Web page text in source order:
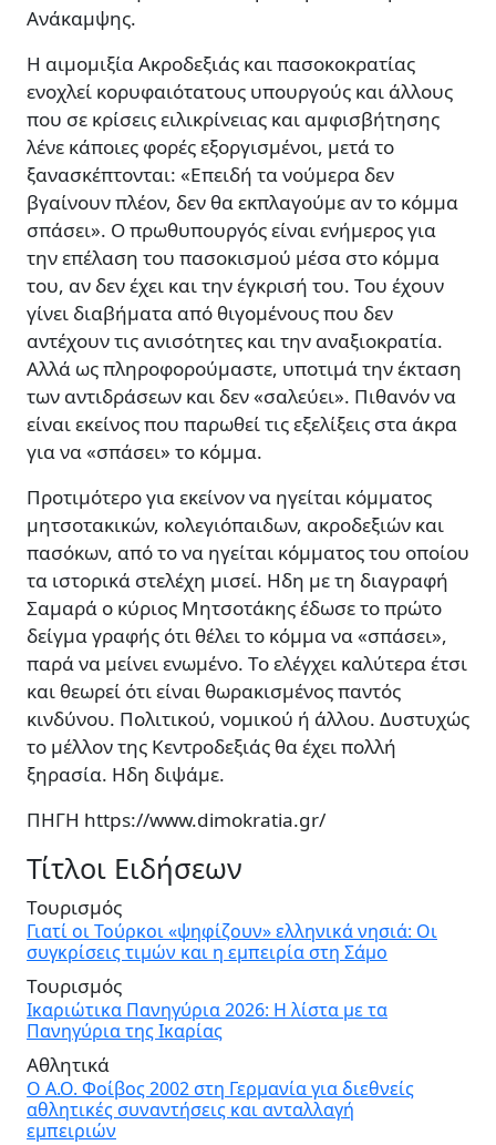
Ανάκαμψης.
Η αιμομιξία Ακροδεξιάς και πασοκοκρατίας
ενοχλεί κορυφαιότατους υπουργούς και άλλους
που σε κρίσεις ειλικρίνειας και αμφισβήτησης
λένε κάποιες φορές εξοργισμένοι, μετά το
ξανασκέπτονται: «Επειδή τα νούμερα δεν
βγαίνουν πλέον, δεν θα εκπλαγούμε αν το κόμμα
σπάσει». Ο πρωθυπουργός είναι ενήμερος για
την επέλαση του πασοκισμού μέσα στο κόμμα
του, αν δεν έχει και την έγκρισή του. Του έχουν
γίνει διαβήματα από θιγομένους που δεν
αντέχουν τις ανισότητες και την αναξιοκρατία.
Αλλά ως πληροφορούμαστε, υποτιμά την έκταση
των αντιδράσεων και δεν «σαλεύει». Πιθανόν να
είναι εκείνος που παρωθεί τις εξελίξεις στα άκρα
για να «σπάσει» το κόμμα.
Προτιμότερο για εκείνον να ηγείται κόμματος
μητσοτακικών, κολεγιόπαιδων, ακροδεξιών και
πασόκων, από το να ηγείται κόμματος του οποίου
τα ιστορικά στελέχη μισεί. Ηδη με τη διαγραφή
Σαμαρά ο κύριος Μητσοτάκης έδωσε το πρώτο
δείγμα γραφής ότι θέλει το κόμμα να «σπάσει»,
παρά να μείνει ενωμένο. Το ελέγχει καλύτερα έτσι
και θεωρεί ότι είναι θωρακισμένος παντός
κινδύνου. Πολιτικού, νομικού ή άλλου. Δυστυχώς
το μέλλον της Κεντροδεξιάς θα έχει πολλή
ξηρασία. Ηδη διψάμε.
ΠΗΓΗ https://www.dimokratia.gr/
Τίτλοι Ειδήσεων
Τουρισμός
Γιατί οι Τούρκοι «ψηφίζουν» ελληνικά νησιά: Οι
συγκρίσεις τιμών και η εμπειρία στη Σάμο
Τουρισμός
Ικαριώτικα Πανηγύρια 2026: Η λίστα με τα
Πανηγύρια της Ικαρίας
Αθλητικά
Ο Α.Ο. Φοίβος 2002 στη Γερμανία για διεθνείς
αθλητικές συναντήσεις και ανταλλαγή
εμπειριών